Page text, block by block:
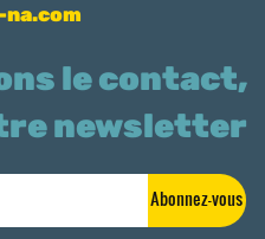
le contact,
newsletter
Abonnez-vous